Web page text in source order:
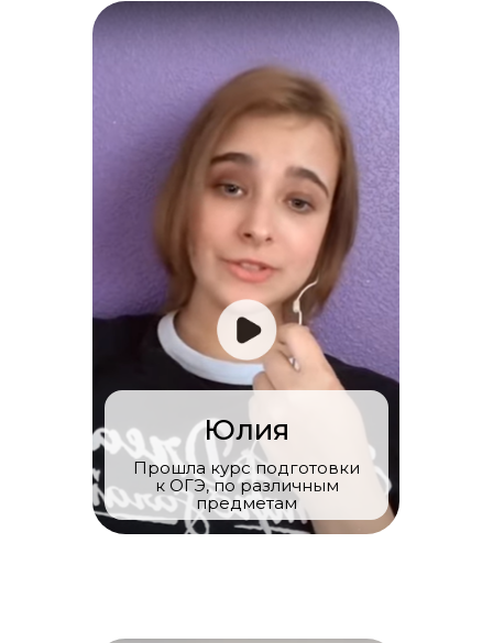
Юлия
Прошла курс подготовки
к ОГЭ, по различным
предметам